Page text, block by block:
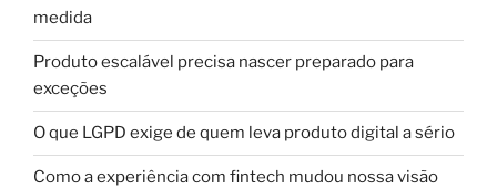
medida
Produto escalável precisa nascer preparado para
exceções
O que LGPD exige de quem leva produto digital a sério
Como a experiência com fintech mudou nossa visão